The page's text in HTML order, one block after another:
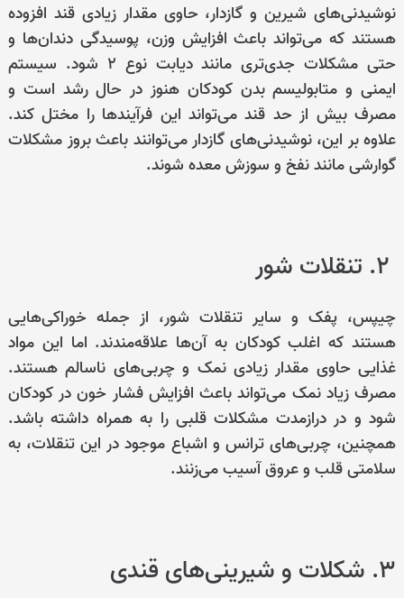
نوشیدنی‌های شیرین و گازدار، حاوی مقدار زیادی قند افزوده
هستند که می‌تواند باعث افزایش وزن، پوسیدگی دندان‌ها و
حتی مشکلات جدی‌تری مانند دیابت نوع ۲ شود. سیستم
ایمنی و متابولیسم بدن کودکان هنوز در حال رشد است و
مصرف بیش از حد قند می‌تواند این فرآیندها را مختل کند.
علاوه بر این، نوشیدنی‌های گازدار می‌توانند باعث بروز مشکلات
گوارشی مانند نفخ و سوزش معده شوند.
چیپس، پفک و سایر تنقلات شور، از جمله خوراکی‌هایی
هستند که اغلب کودکان به آن‌ها علاقه‌مندند. اما این مواد
غذایی حاوی مقدار زیادی نمک و چربی‌های ناسالم هستند.
مصرف زیاد نمک می‌تواند باعث افزایش فشار خون در کودکان
شود و در درازمدت مشکلات قلبی را به همراه داشته باشد.
همچنین، چربی‌های ترانس و اشباع موجود در این تنقلات، به
سلامتی قلب و عروق آسیب می‌زنند.
3. شکلات و شیرینی‌های قندی